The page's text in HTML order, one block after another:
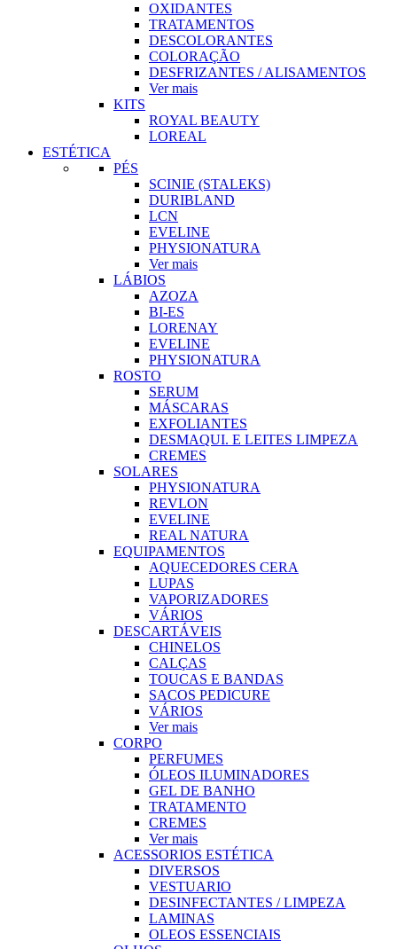
OXIDANTES
TRATAMENTOS
DESCOLORANTES
COLORAÇÃO
DESFRIZANTES / ALISAMENTOS
Ver mais
KITS
ROYAL BEAUTY
LOREAL
ESTÉTICA
PÉS
SCINIE (STALEKS)
DURIBLAND
LCN
EVELINE
PHYSIONATURA
Ver mais
LÁBIOS
AZOZA
BI-ES
LORENAY
EVELINE
PHYSIONATURA
ROSTO
SERUM
MÁSCARAS
EXFOLIANTES
DESMAQUI. E LEITES LIMPEZA
CREMES
SOLARES
PHYSIONATURA
REVLON
EVELINE
REAL NATURA
EQUIPAMENTOS
AQUECEDORES CERA
LUPAS
VAPORIZADORES
VÁRIOS
DESCARTÁVEIS
CHINELOS
CALÇAS
TOUCAS E BANDAS
SACOS PEDICURE
VÁRIOS
Ver mais
CORPO
PERFUMES
ÓLEOS ILUMINADORES
GEL DE BANHO
TRATAMENTO
CREMES
Ver mais
ACESSORIOS ESTÉTICA
DIVERSOS
VESTUARIO
DESINFECTANTES / LIMPEZA
LAMINAS
OLEOS ESSENCIAIS